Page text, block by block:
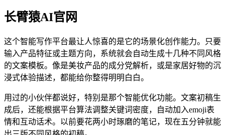
长臂猿AI官网
这个智能写作平台最让人惊喜的是它的场景化创作能力。只要
输入产品特征或主题方向，系统就会自动生成十几种不同风格
的文案模板。像是美妆产品的成分党解析，或是家居好物的沉
浸式体验描述，都能给你整得明明白白。
用过的小伙伴都说好，特别是那个智能优化功能。文案初稿生
成后，还能根据平台算法调整关键词密度，自动加入emoji表
情和互动话术。以前要花两小时琢磨的笔记，现在五分钟就能